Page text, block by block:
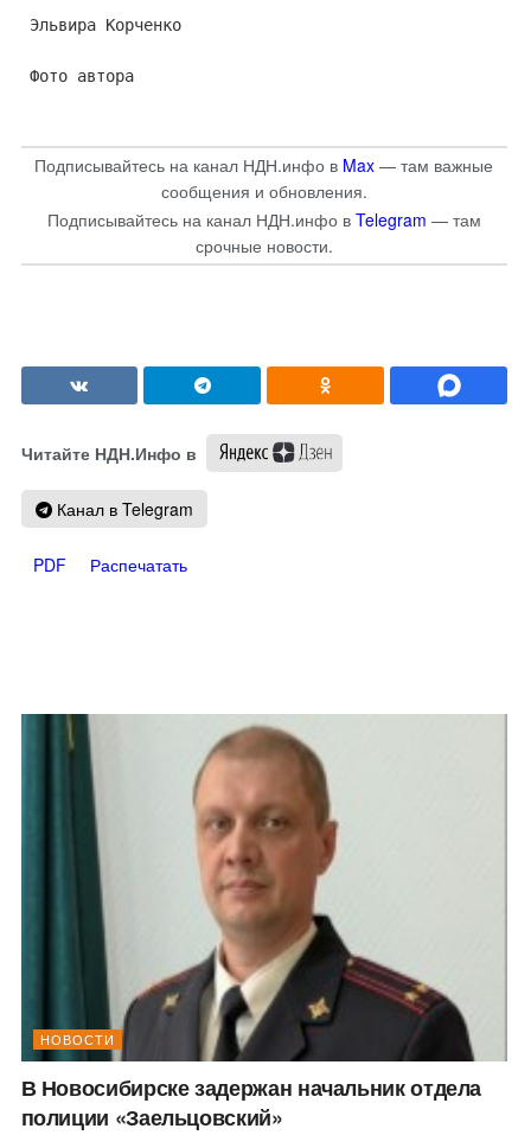
Эльвира Корченко
Фото автора
Подписывайтесь на канал НДН.инфо в Max — там важные
сообщения и обновления.
Подписывайтесь на канал НДН.инфо в Telegram — там
срочные новости.
Читайте НДН.Инфо в
Канал в Telegram
PDF Распечатать
НОВОСТИ
В Новосибирске задержан начальник отдела
полиции «Заельцовский»